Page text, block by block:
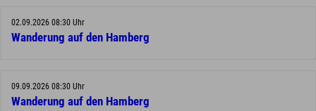
02.09.2026 08:30 Uhr
Wanderung auf den Hamberg
09.09.2026 08:30 Uhr
Wanderung auf den Hamberg